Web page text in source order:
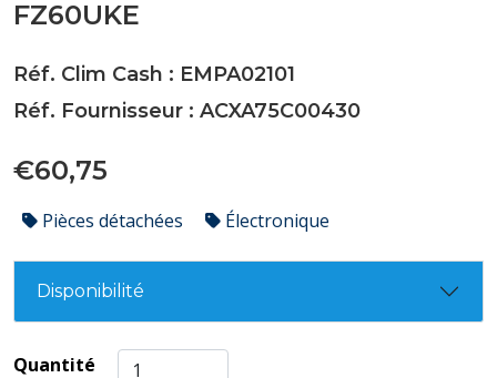
FZ60UKE
Réf. Clim Cash : EMPA02101
Réf. Fournisseur : ACXA75C00430
€60,75
Pièces détachées Électronique
Disponibilité
Quantité